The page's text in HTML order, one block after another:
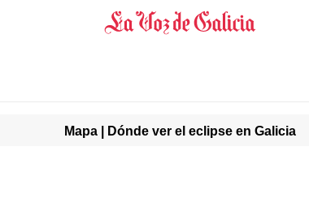
Mapa | Dónde ver el eclipse en Galicia